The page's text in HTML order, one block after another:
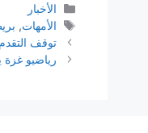
التصنيفات
الأخبار
الوسوم
الأمهات,
توقف التقدم
رياضيو